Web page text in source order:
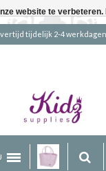
Gratis
website te